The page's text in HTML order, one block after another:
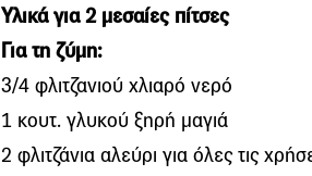
Υλικά για 2 μεσαίες πίτσες
Για τη ζύμη:
3/4 φλιτζανιού χλιαρό νερό
1 κουτ. γλυκού ξηρή μαγιά
2 φλιτζάνια αλεύρι για όλες τις